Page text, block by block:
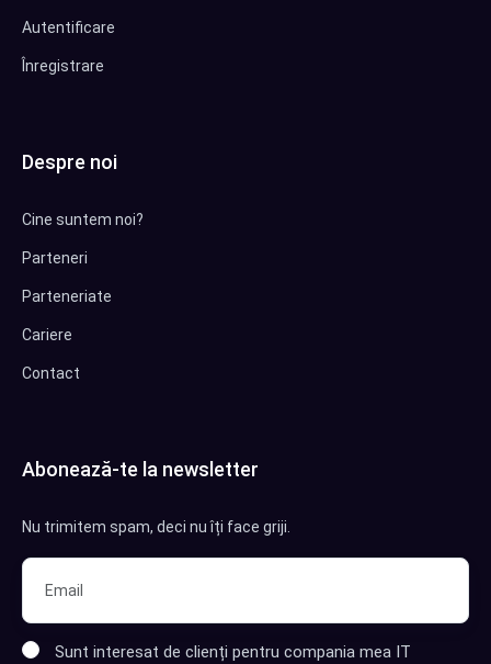
Autentificare
Înregistrare
Despre noi
Cine suntem noi?
Parteneri
Parteneriate
Cariere
Contact
Abonează-te la newsletter
Nu trimitem spam, deci nu îți face griji.
Sunt interesat de clienți pentru compania mea IT